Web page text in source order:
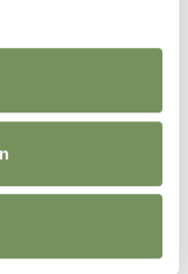
©